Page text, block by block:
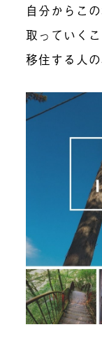
自分からこ
取っていく
移住する人